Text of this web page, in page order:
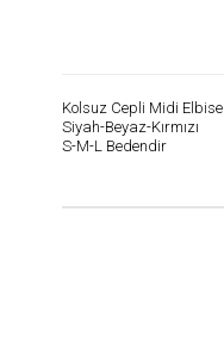
Kolsuz Cepli Midi Elbise
Siyah-Beyaz-Kırmızı
S-M-L Bedendir